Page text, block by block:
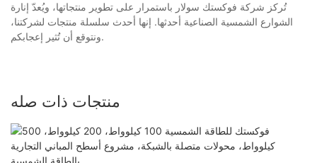
تُركز شركة فوكستك سولار باستمرار على تطوير منتجاتها، ويُعدّ إنارة
الشوارع الشمسية الصناعية أحدثها. إنها أحدث سلسلة منتجات لشركتنا،
ونتوقع أن تُثير إعجابكم.
منتجات ذات صله